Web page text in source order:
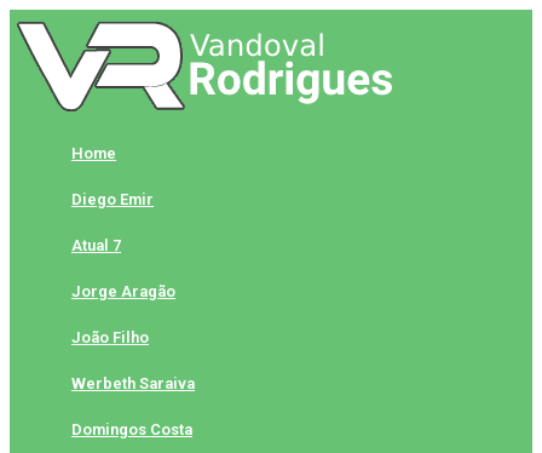
Skip
to
content
Home
Diego Emir
Atual 7
Jorge Aragão
João Filho
Werbeth Saraiva
Domingos Costa